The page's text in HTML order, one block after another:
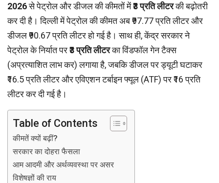
2026से पेट्रोल और डीजल की कीमतों में₹3 प्रति लीटरकी बढ़ोतरी
कर दी है। दिल्ली में पेट्रोल की कीमत अब ₹97.77 प्रति लीटर और
डीजल ₹90.67 प्रति लीटर हो गई है। साथ ही, केंद्र सरकार ने
पेट्रोल के निर्यात पर₹3 प्रति लीटरका विंडफॉल गेन टैक्स
(अप्रत्याशित लाभ कर) लगाया है, जबकि डीजल पर ड्यूटी घटाकर
₹16.5 प्रति लीटर और एविएशन टर्बाइन फ्यूल (ATF) पर ₹16 प्रति
लीटर कर दी गई है।
Table of Contents
कीमतें क्यों बढ़ीं?
सरकार का दोहरा फैसला
आम आदमी और अर्थव्यवस्था पर असर
विशेषज्ञों की राय